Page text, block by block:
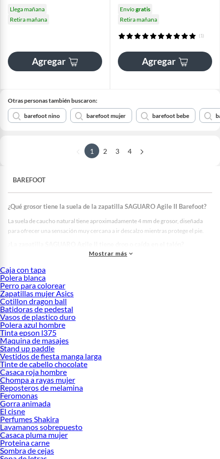
Llega mañana
Retira mañana
Agregar
Envíogratis
Retira mañana
(1)
Agregar
Otras personas también buscaron:
barefoot nino barefoot mujer barefoot bebe
1 2 3 4
BAREFOOT
¿Qué grosor tiene la suela de la zapatilla SAGUARO Agile II Barefoot?
La suela de caucho natural tiene aproximadamente 4 mm de grosor, diseñada
para ofrecer una sensación muy cercana a ir descalzo mientras protege el pie.
No, es una zapatilla de cero caída, completamente plana entre talón y punta, lo
que ayuda a mantener una postura más natural al caminar.
¿De qué material está hecha la suela de la Agile II Barefoot?
La suela está fabricada en 100% caucho natural, sin plásticos, ofreciendo
resistencia, flexibilidad y mejor conexión con el suelo.
¿Qué tipo de puntera tiene la zapatilla SAGUARO Agile II?
Cuenta con puntera ancha que permite que los dedos se abran naturalmente, sin
presión ni roces, proporcionando mayor libertad de movimiento.
¿Cuánto pesa cada zapatilla SAGUARO Agile II Barefoot?
Cada zapatilla pesa aproximadamente 244 gramos en talla EU 39, lo que la hace
muy ligera y cómoda para uso prolongado.
¿De qué material está hecho el exterior de la zapatilla Agile II?
El material exterior es tejido Knit tipo calcetín, suave y flexible, que se adapta al
pie de forma natural.
¿Qué grosor tiene la plantilla de la SAGUARO Agile II?
La plantilla tiene 4 mm de espuma reciclable, complementando la suela delgada
Mostrar más
Caja con tapa
Polera blanca
Perro para colorear
Zapatillas mujer Asics
Cotillon dragon ball
Batidoras de pedestal
Vasos de plastico duro
Polera azul hombre
Tinta epson l375
Maquina de masajes
Stand up paddle
Vestidos de fiesta manga larga
Tinte de cabello chocolate
Casaca roja hombre
Chompa a rayas mujer
Reposteros de melamina
Feromonas
Gorra animada
El cisne
Perfumes Shakira
Lavamanos sobrepuesto
Casaca pluma mujer
Proteina carne
Sombra de cejas